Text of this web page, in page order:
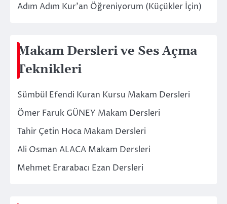
Adım Adım Kur’an Öğreniyorum (Küçükler İçin)
Makam Dersleri ve Ses Açma
Teknikleri
Sümbül Efendi Kuran Kursu Makam Dersleri
Ömer Faruk GÜNEY Makam Dersleri
Tahir Çetin Hoca Makam Dersleri
Ali Osman ALACA Makam Dersleri
Mehmet Erarabacı Ezan Dersleri